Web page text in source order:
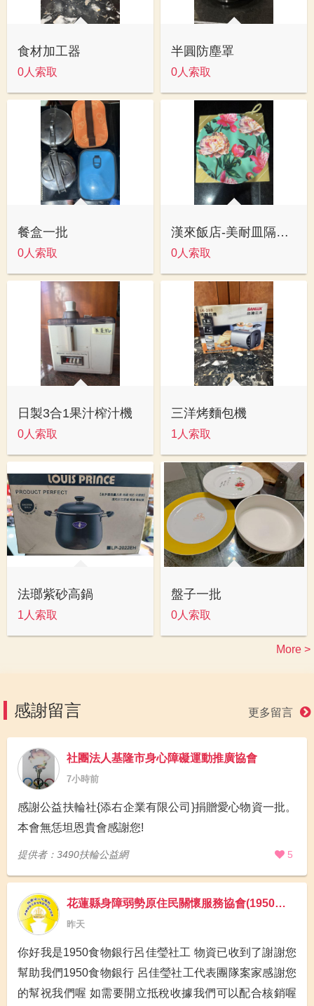
食材加工器
0人索取
半圓防塵罩
0人索取
餐盒一批
0人索取
漢來飯店-美耐皿隔熱餐墊2入
0人索取
日製3合1果汁榨汁機
0人索取
三洋烤麵包機
1人索取
法瑯紫砂高鍋
1人索取
盤子一批
0人索取
More >
感謝留言 更多留言
社團法人基隆市身心障礙運動推廣協會
7小時前
感謝公益扶輪社{添右企業有限公司}捐贈愛心物資一批。
本會無恁坦恩貴會感謝您!
提供者：3490扶輪公益網 5
花蓮縣身障弱勢原住民關懷服務協會(1950食物銀行)
昨天
你好我是1950食物銀行呂佳瑩社工 物資已收到了謝謝您
幫助我們1950食物銀行 呂佳瑩社工代表團隊案家感謝您
的幫祝我們喔 如需要開立抵稅收據我們可以配合核銷喔